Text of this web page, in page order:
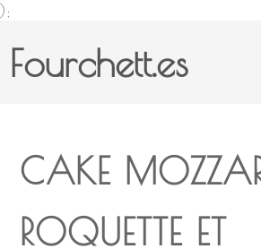
);
Fourchett.es
CAKE
ROQUETTE ET